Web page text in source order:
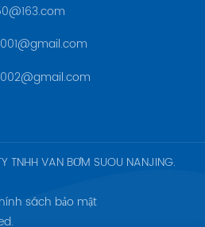
VAN BƠM SUOU NANJING.
sách bảo mật